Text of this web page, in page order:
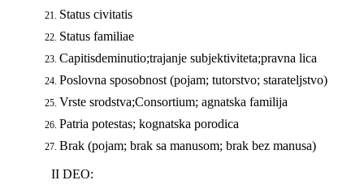
Status civitatis
Status familiae
Capitisdeminutio;trajanje subjektiviteta;pravna lica
Poslovna sposobnost (pojam; tutorstvo; staratelјstvo)
Vrste srodstva;Consortium; agnatska familija
Patria potestas; kognatska porodica
Brak (pojam; brak sa manusom; brak bez manusa)
II DEO: